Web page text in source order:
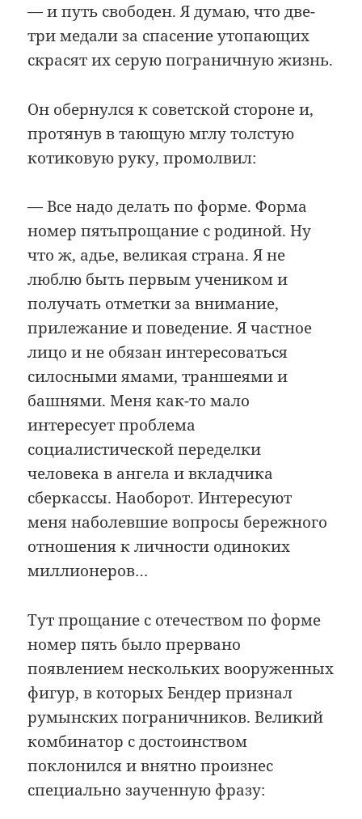
— и путь свободен. Я думаю, что две-
три медали за спасение утопающих
скрасят их серую пограничную жизнь.
Он обернулся к советской стороне и,
протянув в тающую мглу толстую
котиковую руку, промолвил:
— Все надо делать по форме. Форма
номер пятьпрощание с родиной. Ну
что ж, адье, великая страна. Я не
люблю быть первым учеником и
получать отметки за внимание,
прилежание и поведение. Я частное
лицо и не обязан интересоваться
силосными ямами, траншеями и
башнями. Меня как-то мало
интересует проблема
социалистической переделки
человека в ангела и вкладчика
сберкассы. Наоборот. Интересуют
меня наболевшие вопросы бережного
отношения к личности одиноких
миллионеров…
Тут прощание с отечеством по форме
номер пять было прервано
появлением нескольких вооруженных
фигур, в которых Бендер признал
румынских пограничников. Великий
комбинатор с достоинством
поклонился и внятно произнес
специально заученную фразу: